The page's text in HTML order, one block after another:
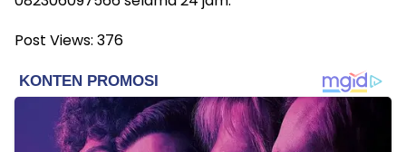
Post Views: 376